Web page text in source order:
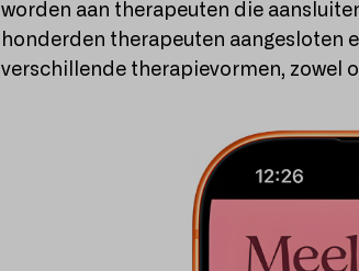
worden aan therapeuten die
honderden therapeuten
verschillende therapievormen, zowel